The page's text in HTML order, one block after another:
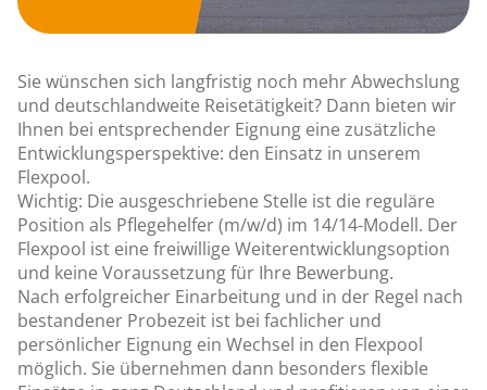
Sie wünschen sich langfristig noch mehr Abwechslung
und deutschlandweite Reisetätigkeit? Dann bieten wir
Ihnen bei entsprechender Eignung eine zusätzliche
Entwicklungsperspektive: den Einsatz in unserem
Flexpool.
Wichtig: Die ausgeschriebene Stelle ist die reguläre
Position als Pflegehelfer (m/w/d) im 14/14-Modell. Der
Flexpool ist eine freiwillige Weiterentwicklungsoption
und keine Voraussetzung für Ihre Bewerbung.
Nach erfolgreicher Einarbeitung und in der Regel nach
bestandener Probezeit ist bei fachlicher und
persönlicher Eignung ein Wechsel in den Flexpool
möglich. Sie übernehmen dann besonders flexible